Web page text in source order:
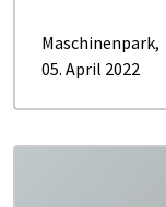
Maschinenpark,
05. April 2022